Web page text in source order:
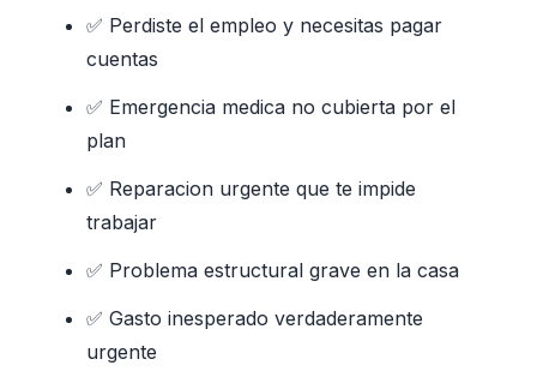
✅ Perdiste el empleo y necesitas pagar
cuentas
✅ Emergencia medica no cubierta por el
plan
✅ Reparacion urgente que te impide
trabajar
✅ Problema estructural grave en la casa
✅ Gasto inesperado verdaderamente
urgente